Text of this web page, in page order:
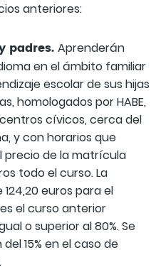
anteriores:
padres. Aprenderán
en el ámbito familiar
escolar de sus hijas
homologados por HABE,
cívicos, cerca del
y con horarios que
precio de la matrícula
todo el curso. La
euros para el
el curso anterior
o superior al 80%. Se
15% en el caso de